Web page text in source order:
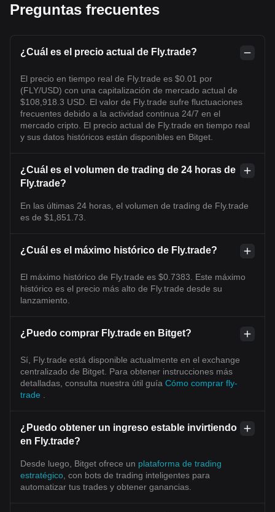
Preguntas frecuentes
¿Cuál es el precio actual de Fly.trade?
El precio en tiempo real de Fly.trade es $0.01 por
(FLY/USD) con una capitalización de mercado actual de
$108,918.3 USD. El valor de Fly.trade sufre fluctuaciones
frecuentes debido a la actividad continua 24/7 en el
mercado cripto. El precio actual de Fly.trade en tiempo real
y sus datos históricos están disponibles en Bitget.
¿Cuál es el volumen de trading de 24 horas de
Fly.trade?
En las últimas 24 horas, el volumen de trading de Fly.trade
es de $1,851.73.
¿Cuál es el máximo histórico de Fly.trade?
El máximo histórico de Fly.trade es $0.7383. Este máximo
histórico es el precio más alto de Fly.trade desde su
lanzamiento.
¿Puedo comprar Fly.trade en Bitget?
Sí, Fly.trade está disponible actualmente en el exchange
centralizado de Bitget. Para obtener instrucciones más
detalladas, consulta nuestra útil guía Cómo comprar fly-
trade
¿Puedo obtener un ingreso estable invirtiendo
en Fly.trade?
Desde luego, Bitget ofrece un plataforma de trading
estratégico , con bots de trading inteligentes para
automatizar tus trades y obtener ganancias.